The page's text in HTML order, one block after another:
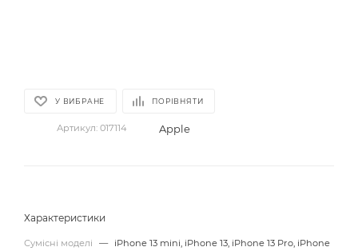
У ВИБРАНЕ ПОРІВНЯТИ
Артикул: 017114 Apple
Характеристики
Сумісні моделі —
iPhone 13 mini, iPhone 13, iPhone 13 Pro, iPhone